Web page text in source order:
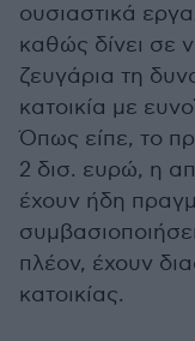
ουσιαστικά
καθώς δίνει σε
ζευγάρια τη
κατοικία με
Όπως είπε, το
2 δισ. ευρώ, η
έχουν ήδη
πλέον, έχουν
κατοικίας.